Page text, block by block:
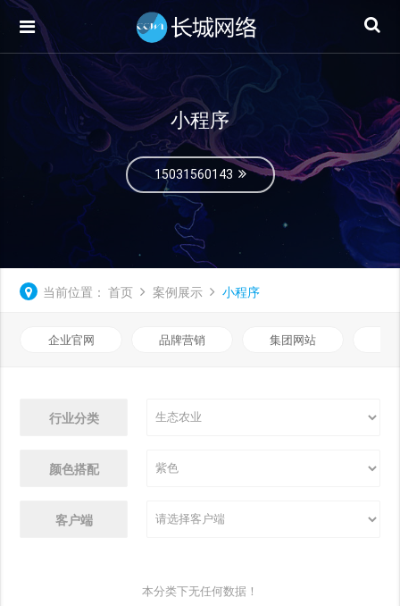
小程序
15031560143
当前位置： 首页 案例展示 小程序
企业官网 品牌营销 集团网站
行业分类
颜色搭配
客户端
本分类下无任何数据！